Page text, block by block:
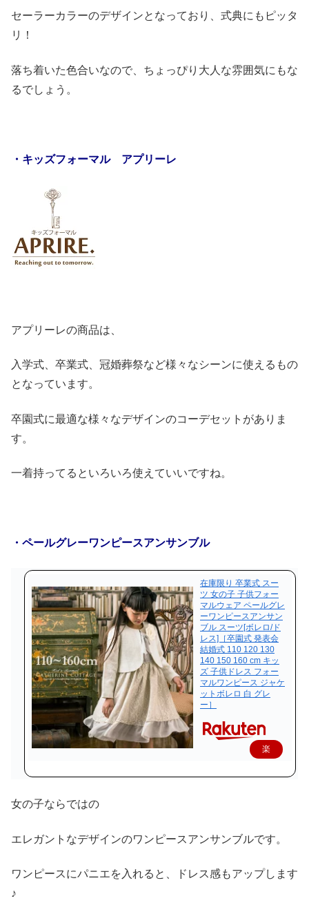
セーラーカラーのデザインとなっており、式典にもピッタ
リ！
落ち着いた色合いなので、ちょっぴり大人な雰囲気にもな
るでしょう。
・キッズフォーマル アプリーレ
アプリーレの商品は、
入学式、卒業式、冠婚葬祭など様々なシーンに使えるもの
となっています。
卒園式に最適な様々なデザインのコーデセットがありま
す。
一着持ってるといろいろ使えていいですね。
・ペールグレーワンピースアンサンブル
在庫限り 卒業式 スー
ツ 女の子 子供フォー
マルウェア ペールグレ
ーワンピースアンサン
ブル スーツ[ボレロ/ド
レス]［卒園式 発表会
結婚式 110 120 130
140 150 160 cm キッ
ズ 子供ドレス フォー
マルワンピース ジャケ
ットボレロ 白 グレ
ー］
楽
女の子ならではの
エレガントなデザインのワンピースアンサンブルです。
ワンピースにパニエを入れると、ドレス感もアップします
♪